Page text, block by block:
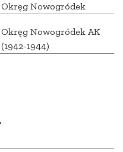
Okręg Nowogródek
Okręg Nowogródek AK
(1942-1944)